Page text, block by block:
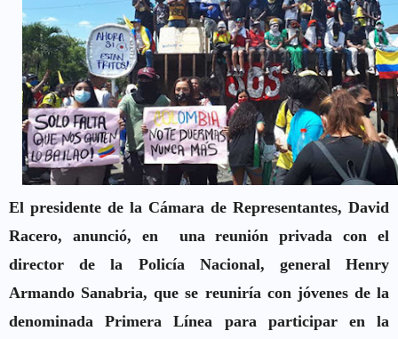
El presidente de la Cámara de Representantes, David
Racero, anunció, en una reunión privada con el
director de la Policía Nacional, general Henry
Armando Sanabria, que se reuniría con jóvenes de la
denominada Primera Línea para participar en la